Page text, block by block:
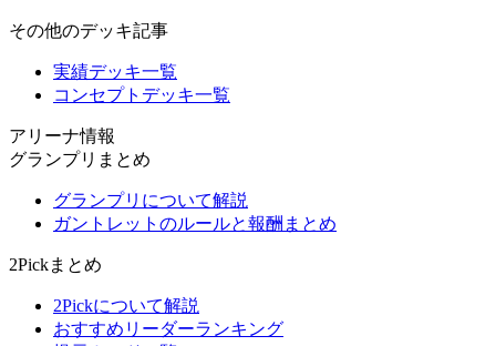
その他のデッキ記事
実績デッキ一覧
コンセプトデッキ一覧
アリーナ情報
グランプリまとめ
グランプリについて解説
ガントレットのルールと報酬まとめ
2Pickまとめ
2Pickについて解説
おすすめリーダーランキング